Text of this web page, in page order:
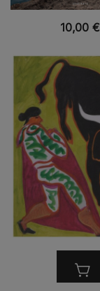
VUE10,00 €